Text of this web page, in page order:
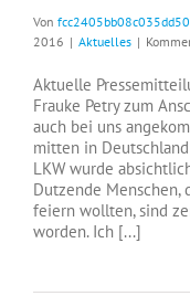
Von
2016 | Aktuelles |
Aktuelle
Frauke Petry zum
auch bei uns
mitten in
LKW wurde
Dutzende Menschen,
feiern wollten, sind
worden. Ich [...]